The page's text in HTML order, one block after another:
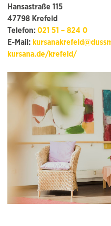
Hansastraße 115
47798 Krefeld
Telefon: 021 51 – 824 0
E-Mail:
kursana.de/krefeld/